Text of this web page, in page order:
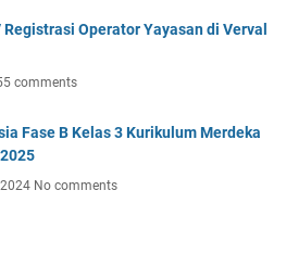
Operator Yayasan di Verval
comments
Fase B Kelas 3 Kurikulum Merdeka
No comments